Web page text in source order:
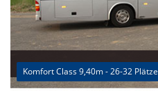
Komfort Class 9,40m - 26-32 Plätze